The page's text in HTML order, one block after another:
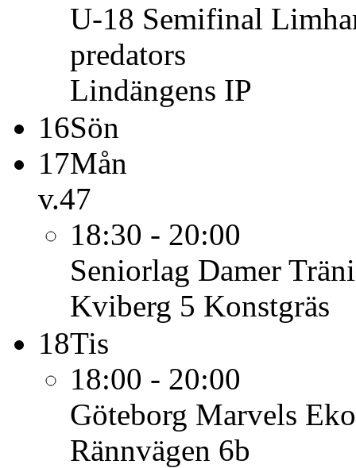
U-18 Semifinal
predators
Lindängens IP
16Sön
17Mån
v.47
18:30 - 20:00
Seniorlag Damer
Kviberg 5 Konstgräs
18Tis
18:00 - 20:00
Göteborg Marvels
Rännvägen 6b